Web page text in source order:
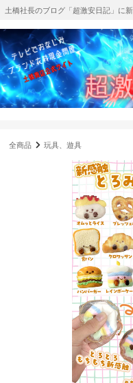
土橋社長のブログ「超激安日記」に
全商品 玩具、遊具